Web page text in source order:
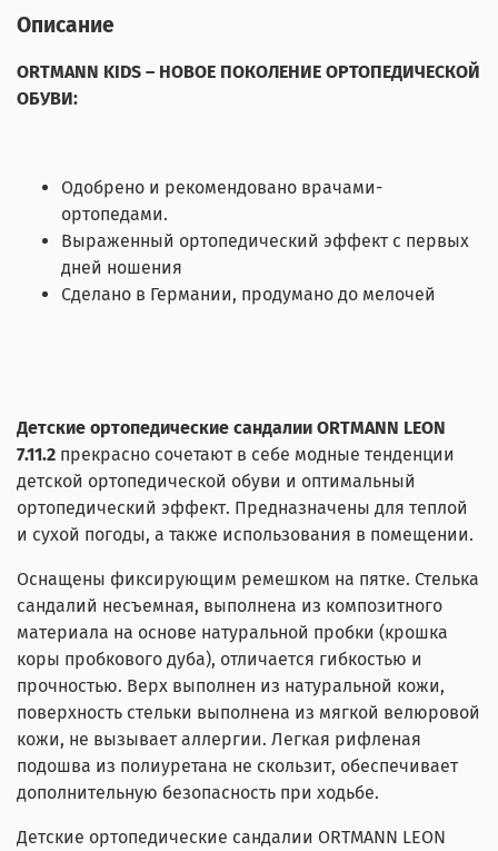
Описание
ORTMANN KIDS – НОВОЕ ПОКОЛЕНИЕ ОРТОПЕДИЧЕСКОЙ
ОБУВИ:
Одобрено и рекомендовано врачами-
ортопедами.
Выраженный ортопедический эффект с первых
дней ношения
Сделано в Германии, продумано до мелочей
Детские ортопедические сандалии ORTMANN LEON
7.11.2 прекрасно сочетают в себе модные тенденции
детской ортопедической обуви и оптимальный
ортопедический эффект. Предназначены для теплой
и сухой погоды, а также использования в помещении.
Оснащены фиксирующим ремешком на пятке. Стелька
сандалий несъемная, выполнена из композитного
материала на основе натуральной пробки (крошка
коры пробкового дуба), отличается гибкостью и
прочностью. Верх выполнен из натуральной кожи,
поверхность стельки выполнена из мягкой велюровой
кожи, не вызывает аллергии. Легкая рифленая
подошва из полиуретана не скользит, обеспечивает
дополнительную безопасность при ходьбе.
Детские ортопедические сандалии ORTMANN LEON